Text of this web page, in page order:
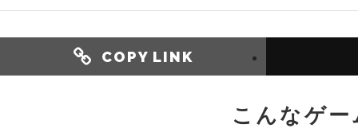
COPY LINK
こんなゲ